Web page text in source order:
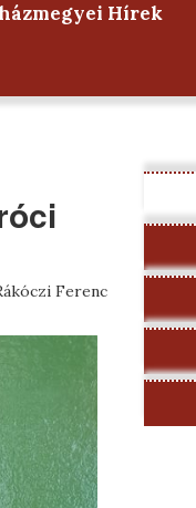
Hírek
Ferenc